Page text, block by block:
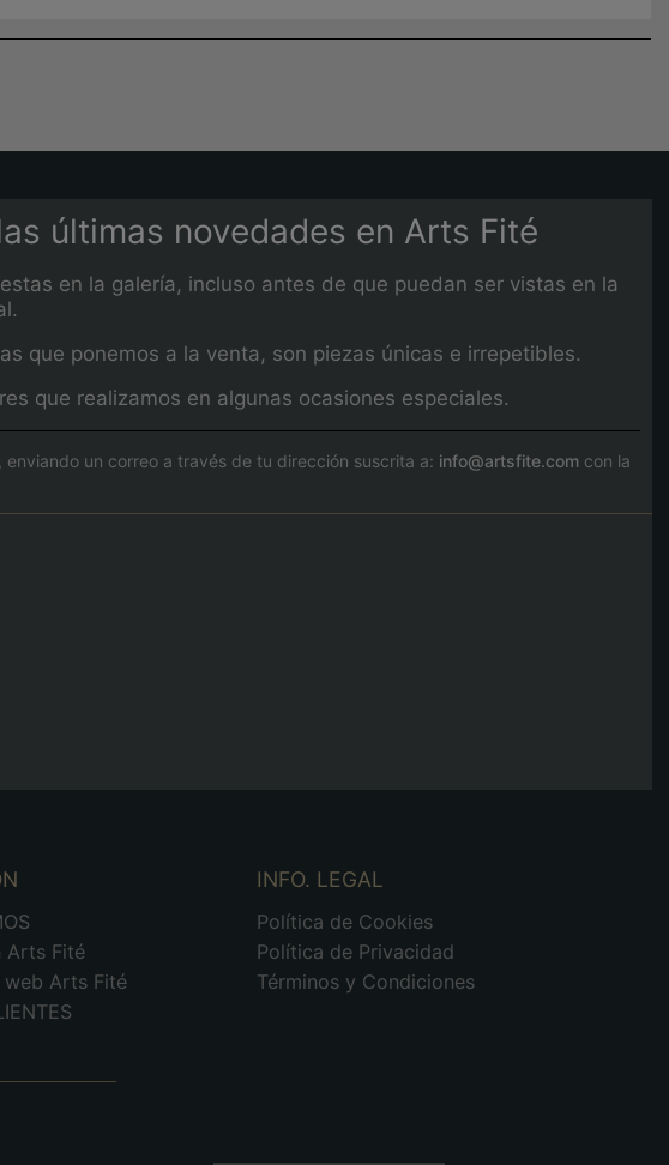
últimas novedades en Arts Fité
en la galería, incluso antes de que puedan ser vistas en la
que ponemos a la venta, son piezas únicas e irrepetibles.
que realizamos en algunas ocasiones especiales.
un correo a través de tu dirección suscrita a: info@artsfite.com con la
Arts Fité
Arts Fité
INFO. LEGAL
Política de Cookies
Política de Privacidad
Términos y Condiciones